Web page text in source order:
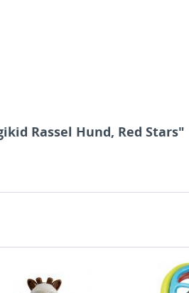
Rassel Hund, Red Stars"